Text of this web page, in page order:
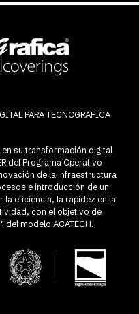
PARA TECNOGRAFICA
su transformación digital
del Programa Operativo
de la infraestructura
e introducción de un
la eficiencia, la rapidez en la
con el objetivo de
del modelo ACATECH.